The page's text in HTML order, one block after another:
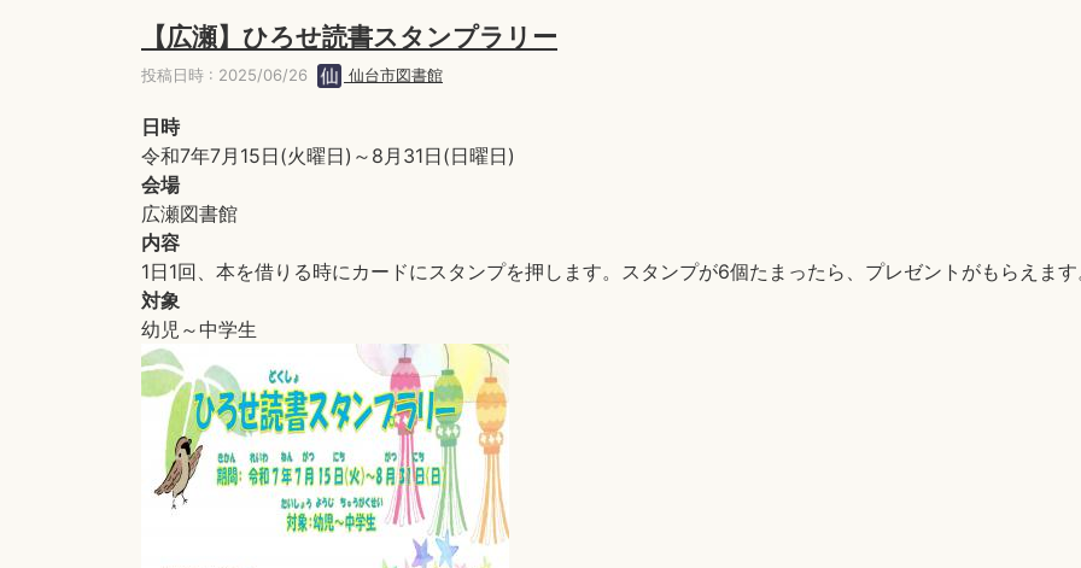
【広瀬】ひろせ読書スタンプラリー
投稿日時 : 2025/06/26 仙台市図書館
日時
令和7年7月15日(火曜日)～8月31日(日曜日)
会場
広瀬図書館
内容
1日1回、本を借りる時にカードにスタンプを押します。スタンプが6個たまったら、プレゼントがもらえま
対象
幼児～中学生